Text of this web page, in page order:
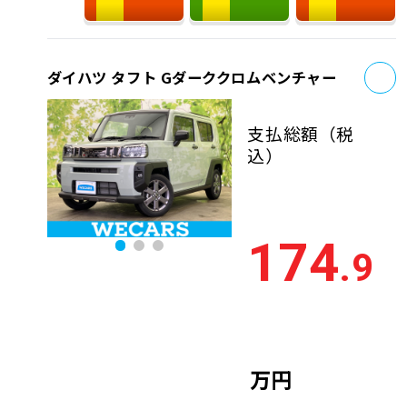
ダイハツ タフト Gダーククロムベンチャー
支払総額 （税
込）
174.9
万円